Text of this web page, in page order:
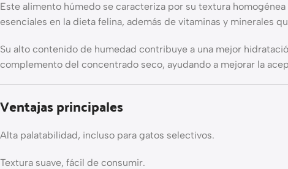
Este alimento húmedo se caracteriza por su textura
esenciales en la dieta felina, además de vitaminas y minerales
Su alto contenido de humedad contribuye a una mejor
complemento del concentrado seco, ayudando a mejorar la
Ventajas principales
Alta palatabilidad, incluso para gatos selectivos.
Textura suave, fácil de consumir.